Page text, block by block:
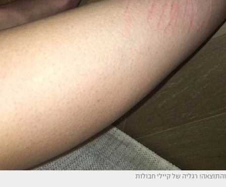
והתוצאה! רגליה של קיילי חבולות